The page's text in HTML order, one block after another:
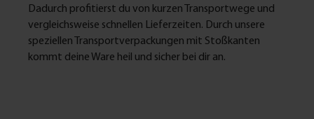
Dadurch profitierst du von kurzen Transportwege und
vergleichsweise schnellen Lieferzeiten. Durch unsere
speziellen Transportverpackungen mit Stoßkanten
kommt deine Ware heil und sicher bei dir an.